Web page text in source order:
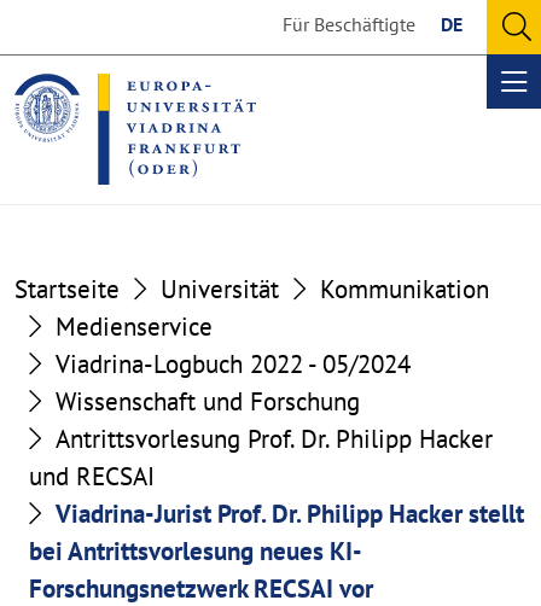
the
content
section
the
footer
section
Für Beschäftigte DE
Startseite Universität
Kommunikation
Medienservice
Viadrina-Logbuch 2022 - 05/2024
Wissenschaft und Forschung
Antrittsvorlesung Prof. Dr. Philipp Hacker
und RECSAI
Viadrina-Jurist Prof. Dr. Philipp Hacker stellt
bei Antrittsvorlesung neues KI-
Forschungsnetzwerk RECSAI vor